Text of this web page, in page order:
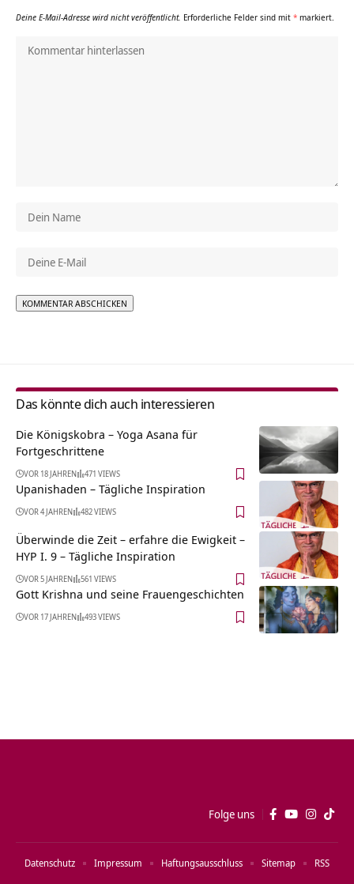
Deine E-Mail-Adresse wird nicht veröffentlicht. Erforderliche Felder sind mit * markiert.
Das könnte dich auch interessieren
Die Königskobra – Yoga Asana für
Fortgeschrittene
VOR 18 JAHREN 471 VIEWS
Upanishaden – Tägliche Inspiration
VOR 4 JAHREN 482 VIEWS
Überwinde die Zeit – erfahre die Ewigkeit –
HYP I. 9 – Tägliche Inspiration
VOR 5 JAHREN 561 VIEWS
Gott Krishna und seine Frauengeschichten
VOR 17 JAHREN 493 VIEWS
Folge uns
Datenschutz Impressum Haftungsausschluss Sitemap RSS